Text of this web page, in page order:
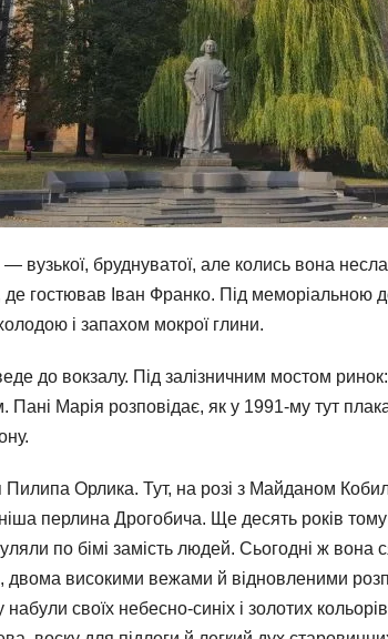
вузької, бруднуватої, але колись вона
гостював Іван Франко. Під меморіальною
і запахом мокрої глини.
до вокзалу. Під залізничним мостом
Марія розповідає, як у 1991-му тут
Орлика. Тут, на розі з Майданом
перлина Дрогобича. Ще десять років
по бімі замість людей. Сьогодні ж вона
високими вежами й відновленими
своїх небесно-синіх і золотих